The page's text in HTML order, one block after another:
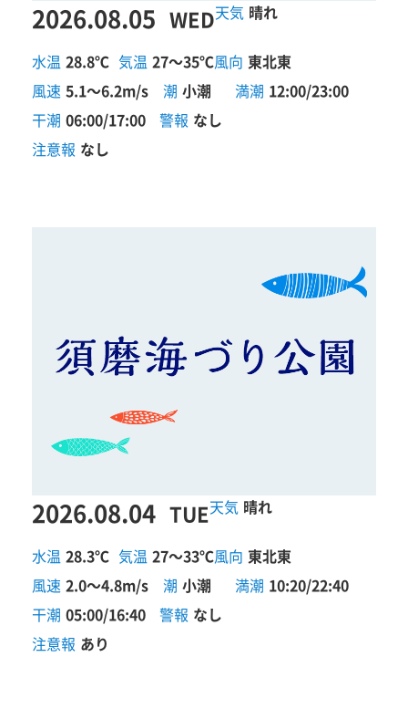
2026.08.05 WED 晴れ
水温 28.8℃ 気温 27～35℃風向 東北東
風速 5.1～6.2m/s 潮 小潮 満潮 12:00/23:00
干潮 06:00/17:00 警報 なし
注意報 なし
2026.08.04 TUE 晴れ
水温 28.3℃ 気温 27～33℃風向 東北東
風速 2.0～4.8m/s 潮 小潮 満潮 10:20/22:40
干潮 05:00/16:40 警報 なし
注意報 あり